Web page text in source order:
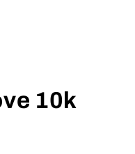
10k